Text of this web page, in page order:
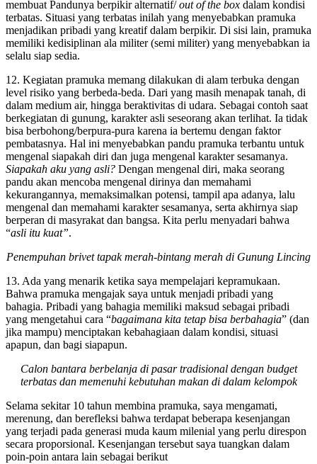
membuat Pandunya berpikir alternatif/out of the box dalam kondisi
terbatas. Situasi yang terbatas inilah yang menyebabkan pramuka
menjadikan pribadi yang kreatif dalam berpikir. Di sisi lain, pramuka
memiliki kedisiplinan ala militer (semi militer) yang menyebabkan ia
selalu siap sedia.
12. Kegiatan pramuka memang dilakukan di alam terbuka dengan
level risiko yang berbeda-beda. Dari yang masih menapak tanah, di
dalam medium air, hingga beraktivitas di udara. Sebagai contoh saat
berkegiatan di gunung, karakter asli seseorang akan terlihat. Ia tidak
bisa berbohong/berpura-pura karena ia bertemu dengan faktor
pembatasnya. Hal ini menyebabkan pandu pramuka terbantu untuk
mengenal siapakah diri dan juga mengenal karakter sesamanya.
Siapakah aku yang asli? Dengan mengenal diri, maka seorang
pandu akan mencoba mengenal dirinya dan memahami
kekurangannya, memaksimalkan potensi, tampil apa adanya, lalu
mengenal dan memahami karakter sesamanya, serta akhirnya siap
berperan di masyrakat dan bangsa. Kita perlu menyadari bahwa
“asli itu kuat”.
Penempuhan brivet tapak merah-bintang merah di Gunung Lincing
13. Ada yang menarik ketika saya mempelajari kepramukaan.
Bahwa pramuka mengajak saya untuk menjadi pribadi yang
bahagia. Pribadi yang bahagia memiliki maksud sebagai pribadi
yang mengetahui cara “bagaimana kita tetap bisa berbahagia” (dan
jika mampu) menciptakan kebahagiaan dalam kondisi, situasi
apapun, dan bagi siapapun.
Calon bantara berbelanja di pasar tradisional dengan budget
terbatas dan memenuhi kebutuhan makan di dalam kelompok
Selama sekitar 10 tahun membina pramuka, saya mengamati,
merenung, dan berefleksi bahwa terdapat beberapa kesenjangan
yang terjadi pada generasi muda kaum milenial yang perlu direspon
secara proporsional. Kesenjangan tersebut saya tuangkan dalam
poin-poin antara lain sebagai berikut